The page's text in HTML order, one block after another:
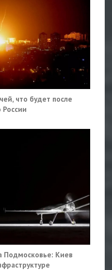
что будет после
Подмосковье: Киев